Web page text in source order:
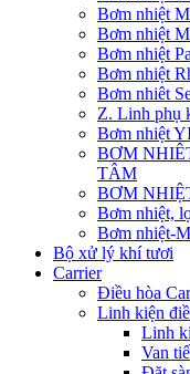
Bơm nhiệt
Bơm nhiệt
Bơm nhiệt
Bơm nhiệt
Bơm nhiêt
Z. Linh phụ
Bơm nhiệt
BƠM
TÂM
BƠM
Bơm nhiệt,
Bơm nhiệt-
Bộ xử lý khí tươi
Carrier
Điều hòa
Linh kiện
Linh
Van